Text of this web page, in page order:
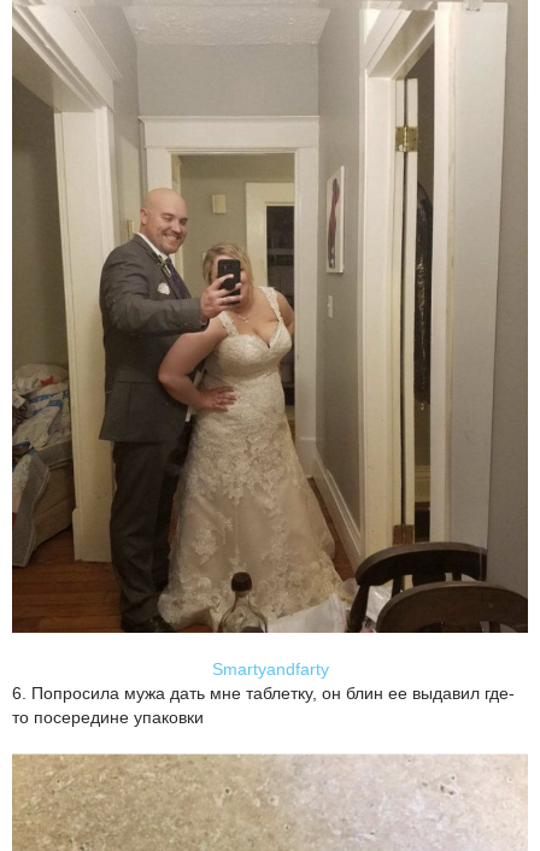
Smartyandfarty
6. Попросила мужа дать мне таблетку, он блин ее выдавил где-
то посередине упаковки